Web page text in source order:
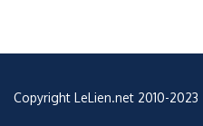
Copyright LeLien.net 2010-2023